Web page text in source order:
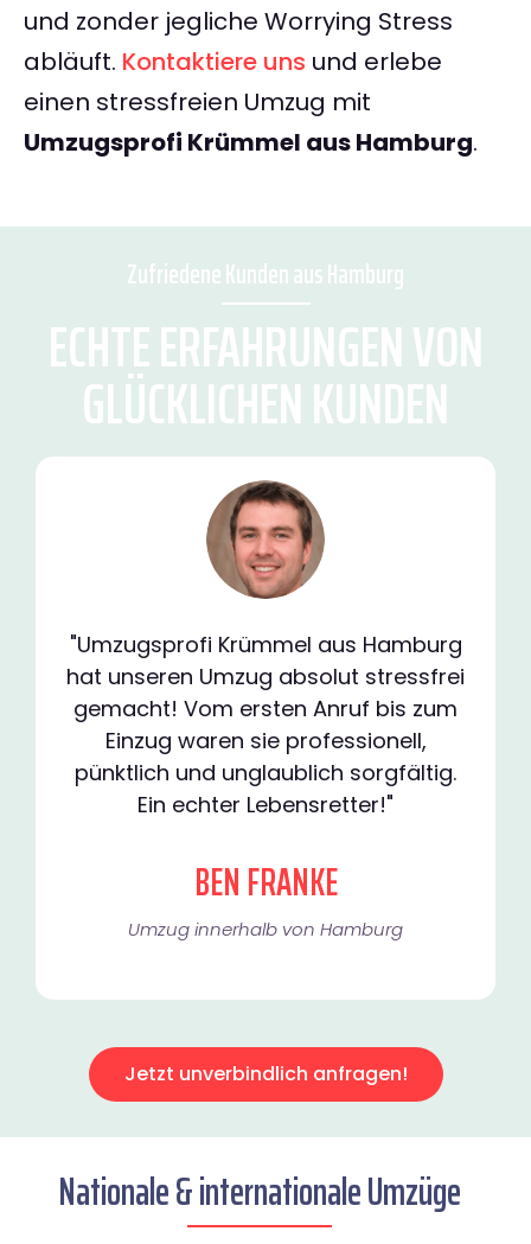
und zonder jegliche Worrying Stress
abläuft. Kontaktiere uns und erlebe
einen stressfreien Umzug mit
Umzugsprofi Krümmel aus Hamburg.
Zufriedene Kunden aus Hamburg
ECHTE ERFAHRUNGEN VON
GLÜCKLICHEN KUNDEN
"Umzugsprofi Krümmel aus Hamburg
hat unseren Umzug absolut stressfrei
gemacht! Vom ersten Anruf bis zum
Einzug waren sie professionell,
pünktlich und unglaublich sorgfältig.
Ein echter Lebensretter!"
BEN FRANKE
Umzug innerhalb von Hamburg​
Jetzt unverbindlich anfragen!
Nationale & internationale Umzüge